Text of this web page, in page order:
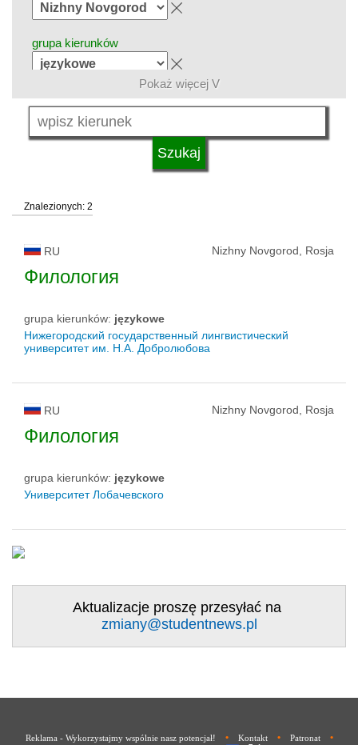
grupa kierunków
język
status uczelni
Pokaż więcej V
Znalezionych: 2
RU Nizhny Novgorod, Rosja
Филология
grupa kierunków: językowe
Нижегородский государственный лингвистический
университет им. Н.А. Добролюбова
RU Nizhny Novgorod, Rosja
Филология
grupa kierunków: językowe
Университет Лобачевского
Aktualizacje proszę przesyłać na
zmiany@studentnews.pl
Reklama - Wykorzystajmy wspólnie nasz potencjał! • Kontakt • Patronat •